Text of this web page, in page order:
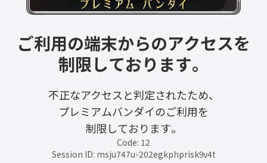
ご利用の端末からのアクセスを
制限しております。
不正なアクセスと判定されたため、
プレミアムバンダイのご利用を
制限しております。
Code: 12
Session ID: msju747u-202egkphprisk9v4t